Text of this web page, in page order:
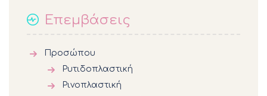
Επεμβάσεις
Προσώπου
Ρυτιδοπλαστική
Ρινοπλαστική